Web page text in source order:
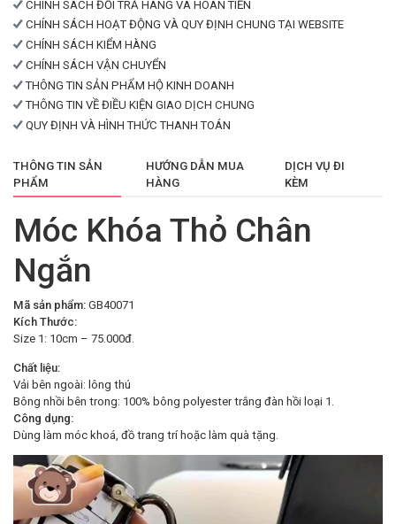
CHÍNH SÁCH ĐỔI TRẢ HÀNG VÀ HOÀN TIỀN
CHÍNH SÁCH HOẠT ĐỘNG VÀ QUY ĐỊNH CHUNG TẠI WEBSITE
CHÍNH SÁCH KIỂM HÀNG
CHÍNH SÁCH VẬN CHUYỂN
THÔNG TIN SẢN PHẨM HỘ KINH DOANH
THÔNG TIN VỀ ĐIỀU KIỆN GIAO DỊCH CHUNG
QUY ĐỊNH VÀ HÌNH THỨC THANH TOÁN
THÔNG TIN SẢN
PHẨM
HƯỚNG DẪN MUA
HÀNG
DỊCH VỤ ĐI
KÈM
Móc Khóa Thỏ Chân
Ngắn
Mã sản phẩm: GB40071
Kích Thước:
Size 1: 10cm – 75.000đ.
Chất liệu:
Vải bên ngoài: lông thú
Bông nhồi bên trong: 100% bông polyester trắng đàn hồi loại 1.
Công dụng:
Dùng làm móc khoá, đồ trang trí hoặc làm quà tặng.